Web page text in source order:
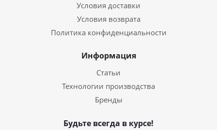
Условия доставки
Условия возврата
Политика конфиденциальности
Информация
Статьи
Технологии производства
Бренды
Будьте всегда в курсе!